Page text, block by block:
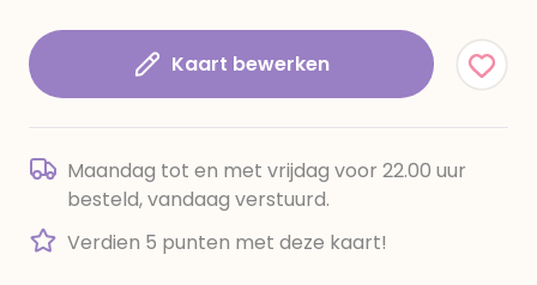
Kaart bewerken
Maandag tot en met vrijdag voor 22.00 uur
besteld, vandaag verstuurd.
Verdien 5 punten met deze kaart!